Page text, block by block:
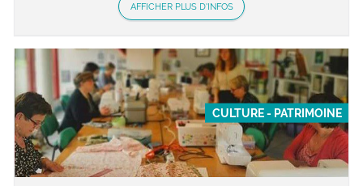
AFFICHER PLUS D'INFOS
CULTURE - PATRIMOINE